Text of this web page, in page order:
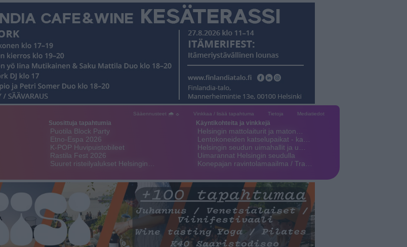
Sääennusteet 🌧 ☼ Vinkkaa / lisää tapahtuma Tietoja Mediatiedot
Suosittuja tapahtumia
Puotila Block Party
Etno-Espa 2026
K-POP Huvipuistobileet
Rastila Fest 2026
Suuret risteilyalukset Helsingin…
Käyntikohteita ja vinkkejä
Helsingin mattolaiturit ja maton…
Lentokoneiden katselupaikat - ka…
Helsingin seudun uimahallit ja u…
Uimarannat Helsingin seudulla
Konepajan ravintolamaailma / Tra…